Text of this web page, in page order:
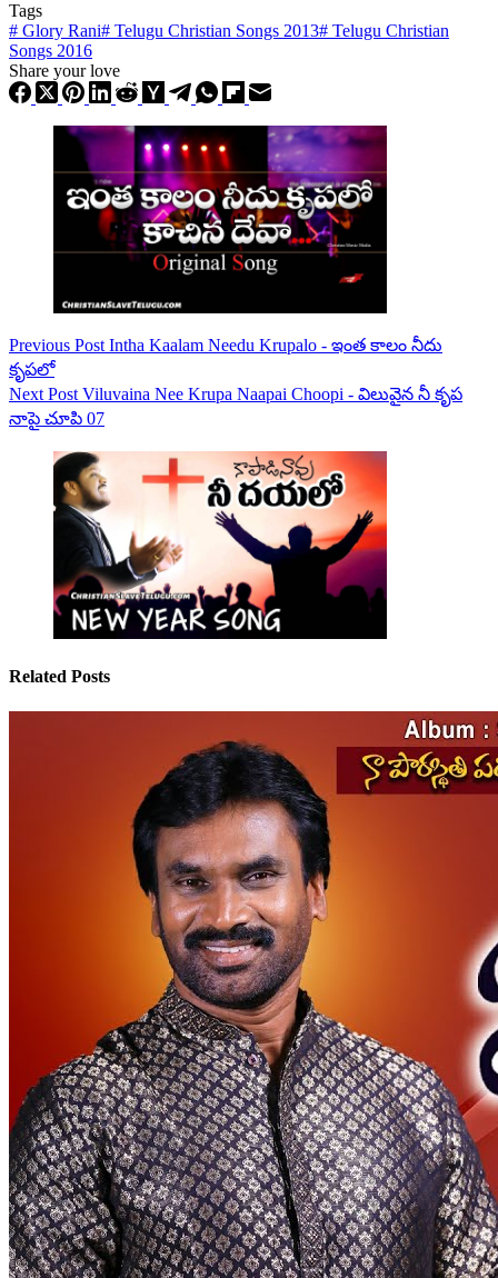
Tags
# Glory Rani# Telugu Christian Songs 2013# Telugu Christian
Songs 2016
Share your love
Previous Post Intha Kaalam Needu Krupalo - ఇంత కాలం నీదు
కృపలో
Next Post Viluvaina Nee Krupa Naapai Choopi - విలువైన నీ కృప
నాపై చూపి 07
Related Posts